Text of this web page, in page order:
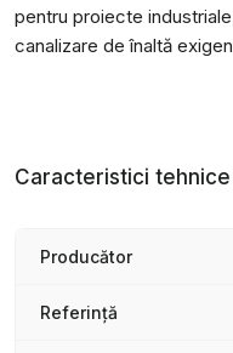
pentru proiecte
canalizare de înaltă
Caracteristici tehnice
Producător
Referință